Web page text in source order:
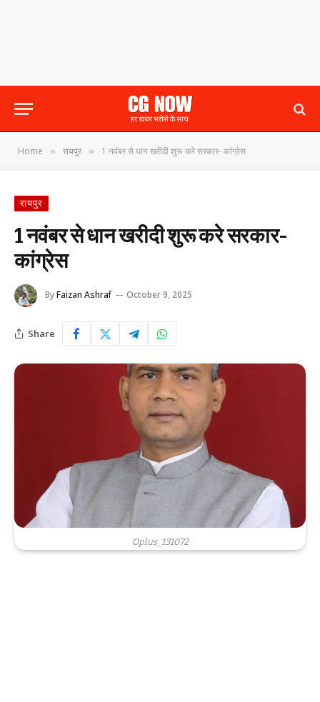
Home » रायपुर » 1 नवंबर से धान खरीदी शुरू करे सरकार- कांग्रेस
रायपुर
1 नवंबर से धान खरीदी शुरू करे सरकार-
कांग्रेस
ByFaizan Ashraf October 9, 2025
Share
Oplus_131072